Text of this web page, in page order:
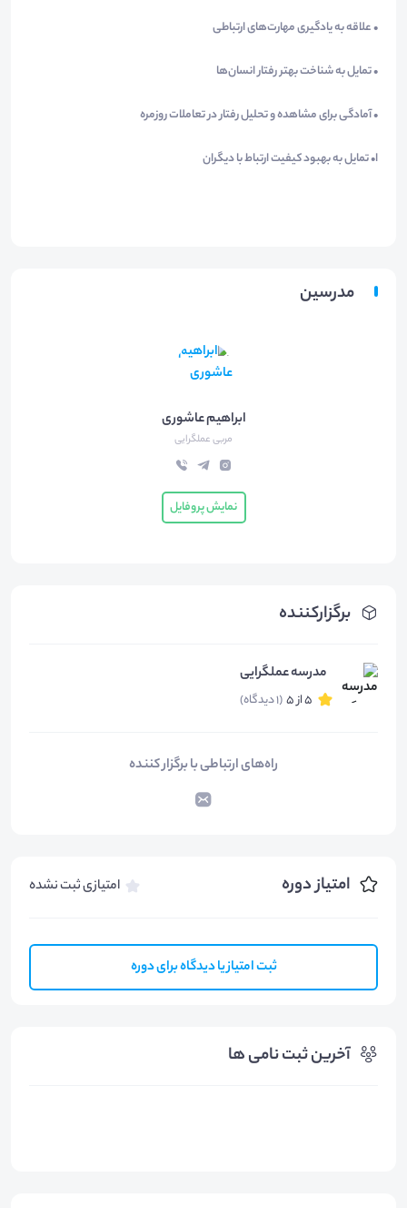
برگزارکننده
مدرسه عملگرایی
5 از 5 (1 دیدگاه)
راه‌های ارتباطی با برگزار کننده
امتیاز دوره امتیازی ثبت نشده
ثبت امتیاز یا دیدگاه برای دوره
آخرین ثبت نامی ها
• علاقه به یادگیری مهارت‌های ارتباطی
• تمایل به شناخت بهتر رفتار انسان‌ها
• آمادگی برای مشاهده و تحلیل رفتار در تعاملات روزمره
ا• تمایل به بهبود کیفیت ارتباط با دیگران
مدرسین
ابراهیم عاشوری
مربی عملگرایی
نمایش پروفایل